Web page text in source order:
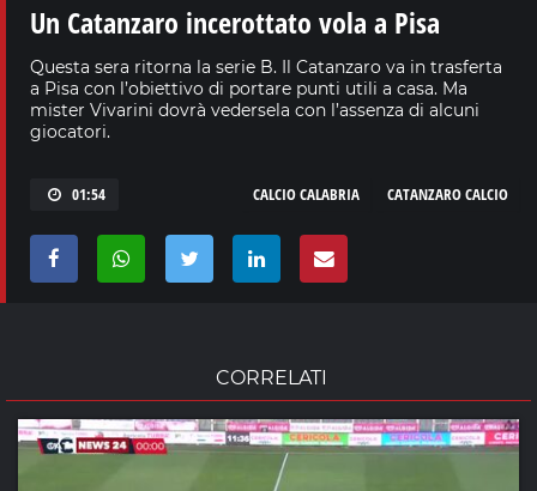
Un Catanzaro incerottato vola a Pisa
Questa sera ritorna la serie B. Il Catanzaro va in trasferta
a Pisa con l’obiettivo di portare punti utili a casa. Ma
mister Vivarini dovrà vedersela con l’assenza di alcuni
giocatori.
01:54 CATANZARO CALCIO
CALCIO CALABRIA
CORRELATI